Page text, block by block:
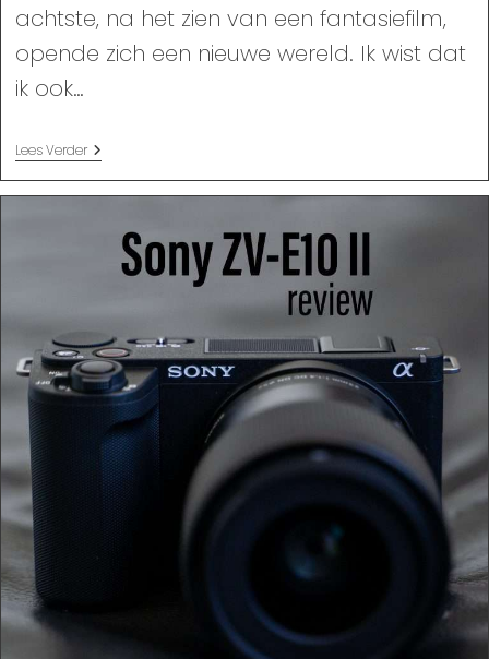
achtste, na het zien van een fantasiefilm,
opende zich een nieuwe wereld. Ik wist dat
ik ook…
Lees VerderMijn
Verhaal